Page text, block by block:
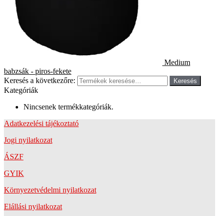
Medium
babzsák - piros-fekete
Keresés a következőre:
Keresés
Kategóriák
Nincsenek termékkategóriák.
Adatkezelési tájékoztató
Jogi nyilatkozat
ÁSZF
GYIK
Környezetvédelmi nyilatkozat
Elállási nyilatkozat